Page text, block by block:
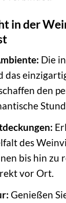
in der
Die
das
den
des
bis hin zu
vor Ort.
Genießen